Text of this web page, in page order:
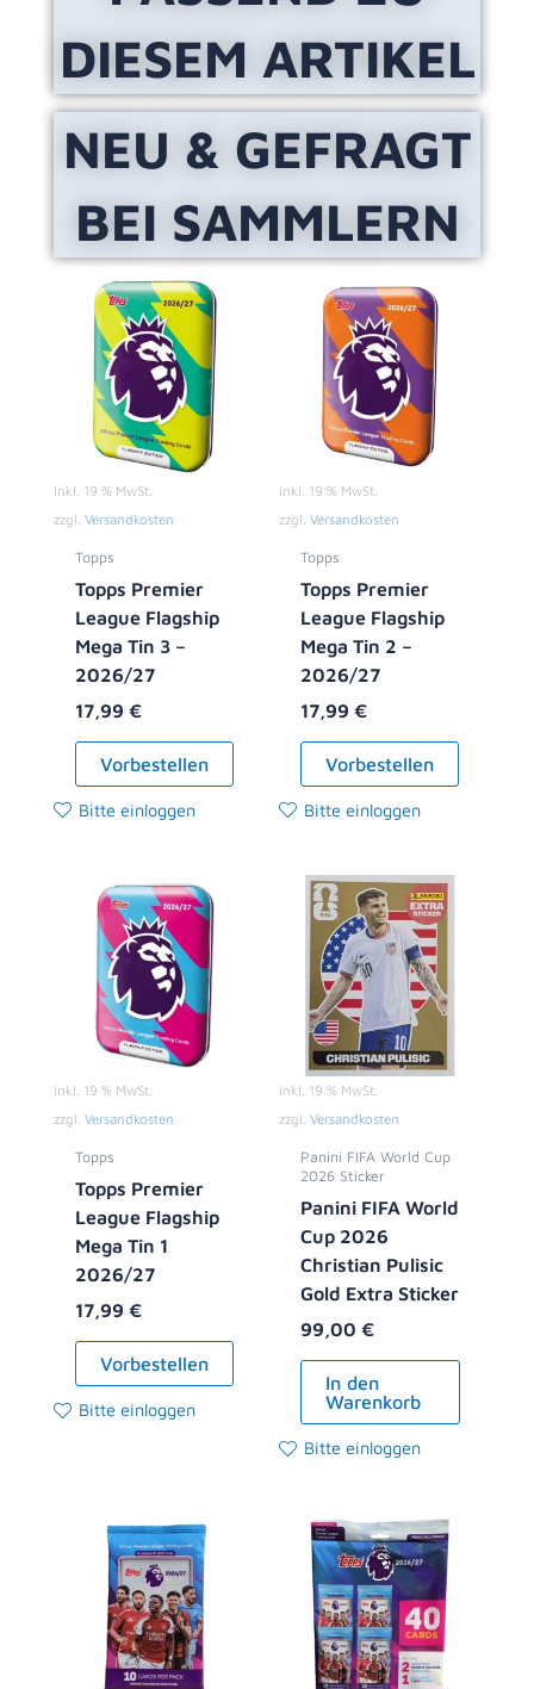
DIESEM ARTIKEL
NEU & GEFRAGT
BEI SAMMLERN
inkl. 19 % MwSt.
zzgl. Versandkosten
Topps
Topps Premier
League Flagship
Mega Tin 3 –
2026/27
17,99 €
Vorbestellen
Bitte einloggen
inkl. 19 % MwSt.
zzgl. Versandkosten
Topps
Topps Premier
League Flagship
Mega Tin 2 –
2026/27
17,99 €
Vorbestellen
Bitte einloggen
inkl. 19 % MwSt.
zzgl. Versandkosten
Topps
Topps Premier
League Flagship
Mega Tin 1
2026/27
17,99 €
Vorbestellen
Bitte einloggen
inkl. 19 % MwSt.
zzgl. Versandkosten
Panini FIFA World Cup
2026 Sticker
Panini FIFA World
Cup 2026
Christian Pulisic
Gold Extra Sticker
99,00 €
In den
Warenkorb
Bitte einloggen